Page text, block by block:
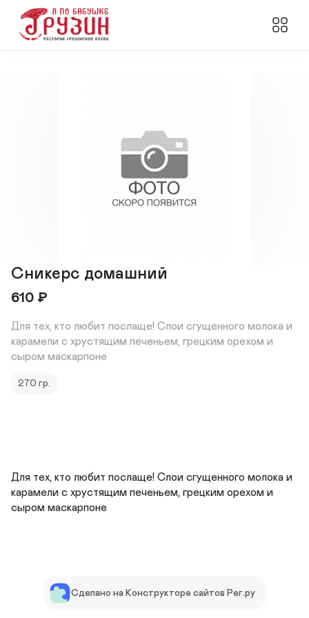
Сникерс домашний
610 ₽
Для тех, кто любит послаще! Слои сгущенного молока и
карамели с хрустящим печеньем, грецким орехом и
сыром маскарпоне
270 гр.
Для тех, кто любит послаще! Слои сгущенного молока и
карамели с хрустящим печеньем, грецким орехом и
сыром маскарпоне
Сделано на Конструкторе сайтов Рег.ру